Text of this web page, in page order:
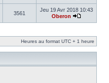
3561
Jeu 19 Avr 2018 10:43
Oberon
Heures au format UTC + 1 heure